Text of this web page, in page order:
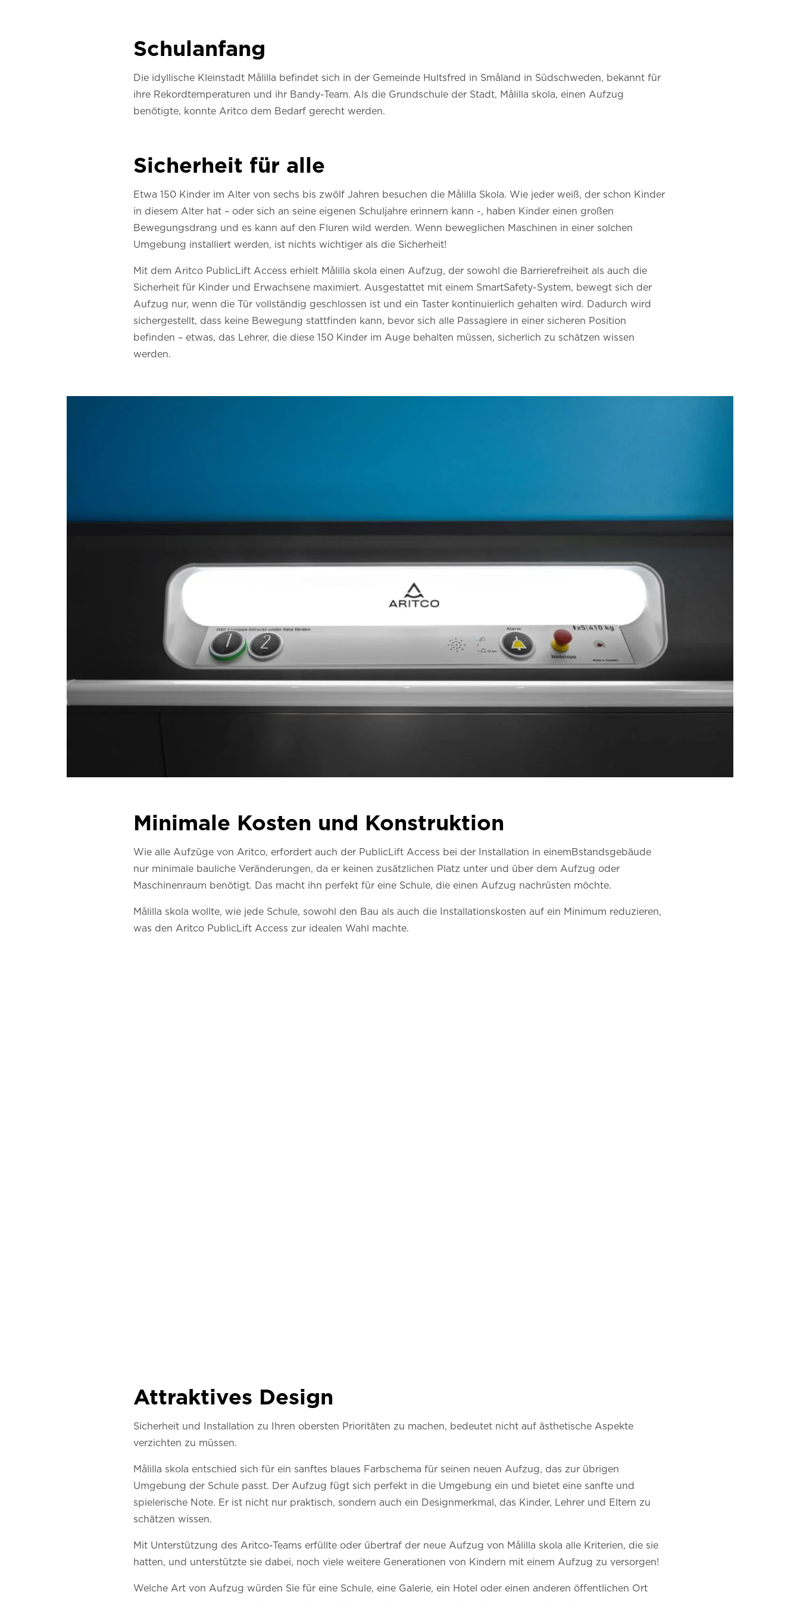
Schulanfang
Die idyllische Kleinstadt Målilla befindet sich in der Gemeinde Hultsfred in Småland in Südschweden, bekannt für
ihre Rekordtemperaturen und ihr Bandy-Team. Als die Grundschule der Stadt, Målilla skola, einen Aufzug
benötigte, konnte Aritco dem Bedarf gerecht werden.
Sicherheit für alle
Etwa 150 Kinder im Alter von sechs bis zwölf Jahren besuchen die Målilla Skola. Wie jeder weiß, der schon Kinder
in diesem Alter hat – oder sich an seine eigenen Schuljahre erinnern kann -, haben Kinder einen großen
Bewegungsdrang und es kann auf den Fluren wild werden. Wenn beweglichen Maschinen in einer solchen
Umgebung installiert werden, ist nichts wichtiger als die Sicherheit!
Mit dem Aritco PublicLift Access erhielt Målilla skola einen Aufzug, der sowohl die Barrierefreiheit als auch die
Sicherheit für Kinder und Erwachsene maximiert. Ausgestattet mit einem SmartSafety-System, bewegt sich der
Aufzug nur, wenn die Tür vollständig geschlossen ist und ein Taster kontinuierlich gehalten wird. Dadurch wird
sichergestellt, dass keine Bewegung stattfinden kann, bevor sich alle Passagiere in einer sicheren Position
befinden – etwas, das Lehrer, die diese 150 Kinder im Auge behalten müssen, sicherlich zu schätzen wissen
werden.
Minimale Kosten und Konstruktion
Wie alle Aufzüge von Aritco, erfordert auch der PublicLift Access bei der Installation in einemBstandsgebäude
nur minimale bauliche Veränderungen, da er keinen zusätzlichen Platz unter und über dem Aufzug oder
Maschinenraum benötigt. Das macht ihn perfekt für eine Schule, die einen Aufzug nachrüsten möchte.
Målilla skola wollte, wie jede Schule, sowohl den Bau als auch die Installationskosten auf ein Minimum reduzieren,
was den Aritco PublicLift Access zur idealen Wahl machte.
Attraktives Design
Sicherheit und Installation zu Ihren obersten Prioritäten zu machen, bedeutet nicht auf ästhetische Aspekte
verzichten zu müssen.
Målilla skola entschied sich für ein sanftes blaues Farbschema für seinen neuen Aufzug, das zur übrigen
Umgebung der Schule passt. Der Aufzug fügt sich perfekt in die Umgebung ein und bietet eine sanfte und
spielerische Note. Er ist nicht nur praktisch, sondern auch ein Designmerkmal, das Kinder, Lehrer und Eltern zu
schätzen wissen.
Mit Unterstützung des Aritco-Teams erfüllte oder übertraf der neue Aufzug von Målilla skola alle Kriterien, die sie
hatten, und unterstützte sie dabei, noch viele weitere Generationen von Kindern mit einem Aufzug zu versorgen!
Welche Art von Aufzug würden Sie für eine Schule, eine Galerie, ein Hotel oder einen anderen öffentlichen Ort